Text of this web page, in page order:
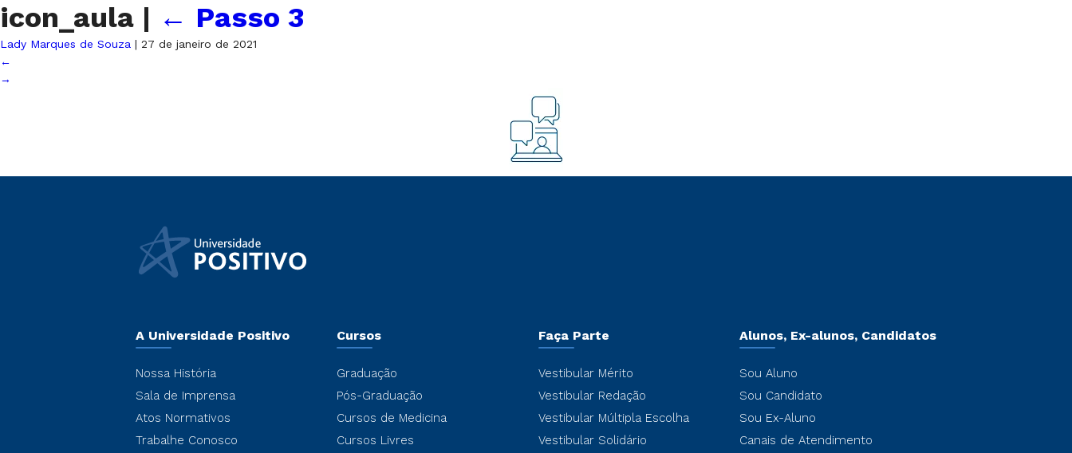
icon_aula | ← Passo 3
Lady Marques de Souza | 27 de janeiro de 2021
←
→
A Universidade Positivo
Nossa História
Sala de Imprensa
Atos Normativos
Trabalhe Conosco
Cursos
Graduação
Pós-Graduação
Cursos de Medicina
Cursos Livres
Faça Parte
Vestibular Mérito
Vestibular Redação
Vestibular Múltipla Escolha
Vestibular Solidário
Alunos, Ex-alunos, Candidatos
Sou Aluno
Sou Candidato
Sou Ex-Aluno
Canais de Atendimento